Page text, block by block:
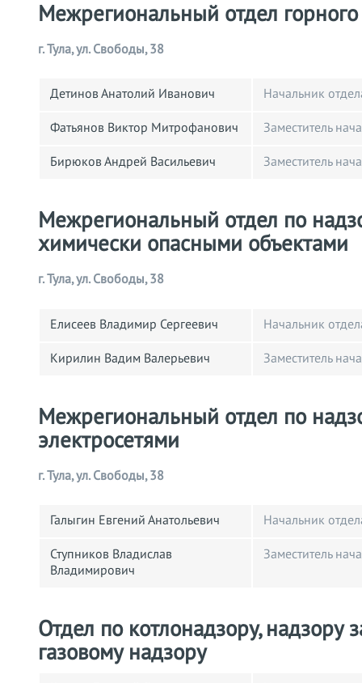
Межрегиональный отдел
г. Тула, ул. Свободы, 38
Детинов Анатолий Иванович Начальник
Фатьянов Виктор Митрофанович Заместитель
Бирюков Андрей Васильевич Заместитель
Межрегиональный отдел по
химически опасными объектами
г. Тула, ул. Свободы, 38
Елисеев Владимир Сергеевич Начальник
Кирилин Вадим Валерьевич Заместитель
Межрегиональный отдел по
электросетями
г. Тула, ул. Свободы, 38
Галыгин Евгений Анатольевич Начальник
Ступников Владислав
Владимирович
Заместитель
Отдел по котлонадзору, надзору
газовому надзору